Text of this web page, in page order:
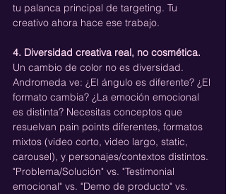
tu palanca principal de targeting. Tu
creativo ahora hace ese trabajo.
4. Diversidad creativa real, no cosmética.
Un cambio de color no es diversidad.
Andromeda ve: ¿El ángulo es diferente? ¿El
formato cambia? ¿La emoción emocional
es distinta? Necesitas conceptos que
resuelvan pain points diferentes, formatos
mixtos (video corto, video largo, static,
carousel), y personajes/contextos distintos.
"Problema/Solución" vs. "Testimonial
emocional" vs. "Demo de producto" vs.